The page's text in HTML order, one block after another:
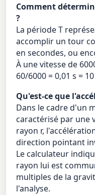
Comment
?
La période T
accomplir un tour
en secondes, ou
À une vitesse de
60/6000 = 0,01 s =
Qu'est-ce que
Dans le cadre d'un
caractérisé par une
rayon r,
direction pointant
Le calculateur
rayon lui est
multiples de la
l'analyse.